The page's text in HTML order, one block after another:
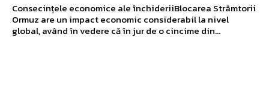
Consecințele economice ale închideriiBlocarea Strâmtorii
Ormuz are un impact economic considerabil la nivel
global, având în vedere că în jur de o cincime din...